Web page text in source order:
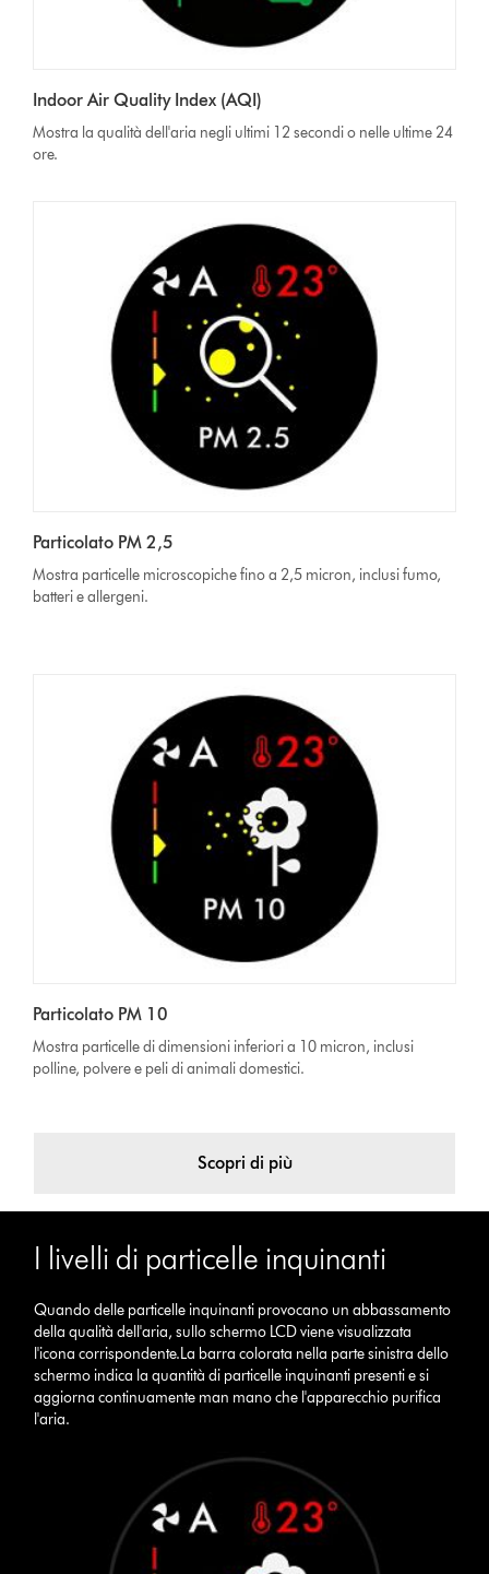
Indoor Air Quality Index (AQI)
Mostra la qualità dell'aria negli ultimi 12 secondi o nelle ultime 24
ore.
Particolato PM 2,5
Mostra particelle microscopiche fino a 2,5 micron, inclusi fumo,
batteri e allergeni.
Particolato PM 10
Mostra particelle di dimensioni inferiori a 10 micron, inclusi
polline, polvere e peli di animali domestici.
Scopri di più
I livelli di particelle inquinanti
Quando delle particelle inquinanti provocano un abbassamento
della qualità dell'aria, sullo schermo LCD viene visualizzata
l'icona corrispondente.La barra colorata nella parte sinistra dello
schermo indica la quantità di particelle inquinanti presenti e si
aggiorna continuamente man mano che l'apparecchio purifica
l'aria.